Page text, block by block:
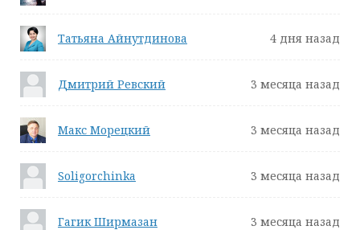
Татьяна Айнутдинова 4 дня назад
Дмитрий Ревский 3 месяца назад
Макс Морецкий 3 месяца назад
Soligorchinka 3 месяца назад
Гагик Ширмазан 3 месяца назад